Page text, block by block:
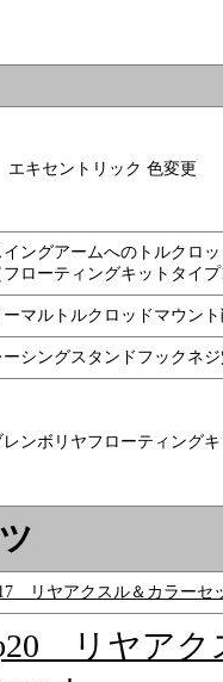
エキセントリック 色変更
イングアームへのトルクロ
フローティングキットタイ
ーマルトルクロッドマウン
ーシングスタンドフックネ
レンボリヤフローティング
リヤアクスル＆カラーセ
リヤアク